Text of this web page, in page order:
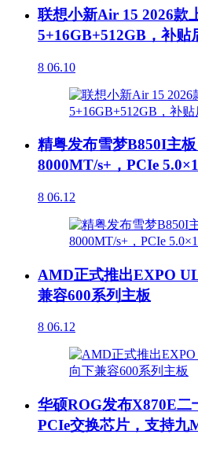
联想小新Air 15 2026款
5+16GB+512GB，补贴
8 06.10
精粤发布雪梦B850I主
8000MT/s+，PCIe
8 06.12
AMD正式推出EXPO
兼容600系列主板
8 06.12
华硕ROG发布X870E二
PCIe交换芯片，支持九